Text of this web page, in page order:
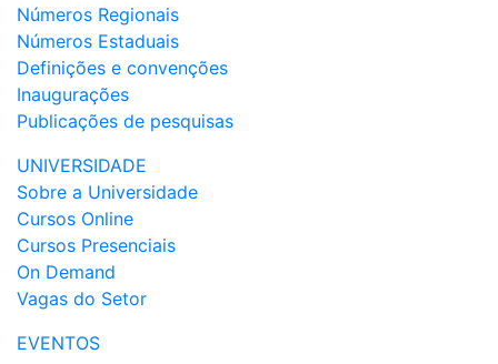
Números Regionais
Números Estaduais
Definições e convenções
Inaugurações
Publicações de pesquisas
UNIVERSIDADE
Sobre a Universidade
Cursos Online
Cursos Presenciais
On Demand
Vagas do Setor
EVENTOS